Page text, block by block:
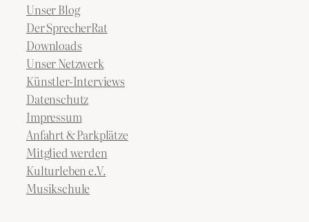
Unser Blog
Der SprecherRat
Downloads
Unser Netzwerk
Künstler-Interviews
Datenschutz
Impressum
Anfahrt & Parkplätze
Mitglied werden
Kulturleben e.V.
Musikschule